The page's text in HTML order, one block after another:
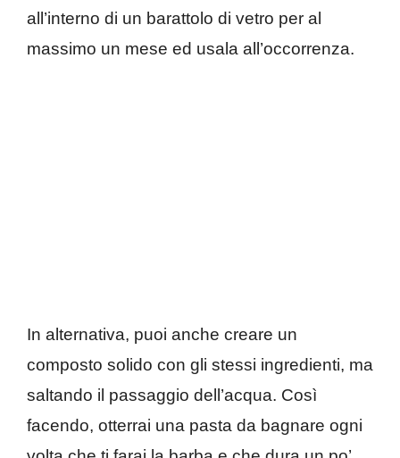
all’interno di un barattolo di vetro per al
massimo un mese ed usala all’occorrenza.
In alternativa, puoi anche creare un
composto solido con gli stessi ingredienti, ma
saltando il passaggio dell’acqua. Così
facendo, otterrai una pasta da bagnare ogni